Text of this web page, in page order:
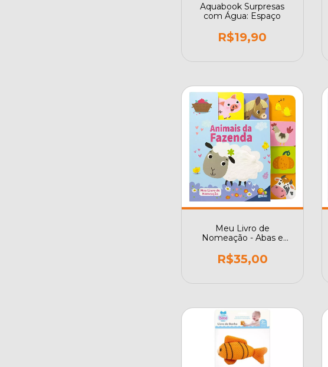
Aquabook Surpresas
com Água: Espaço
R$19,90
Meu Livro de
Nomeação - Abas e
R$35,00